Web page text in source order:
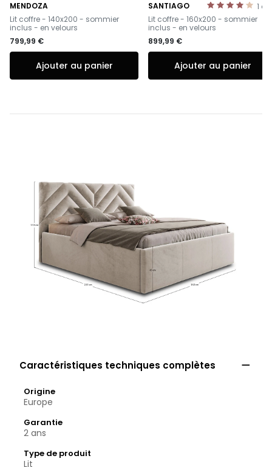
MENDOZA
-
Lit coffre - 140x200 - sommier
inclus - en velours
799,99 €
Ajouter au panier
1
SANTIAGO
-
Lit coffre - 160x200 - sommier
inclus - en velours
899,99 €
Ajouter au panier
Caractéristiques techniques complètes 
Origine
Europe
Garantie
2 ans
Type de produit
Lit